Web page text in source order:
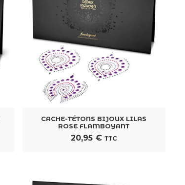
CACHE-TÉTONS BIJOUX LILAS
ROSE FLAMBOYANT
20,95 € TTC